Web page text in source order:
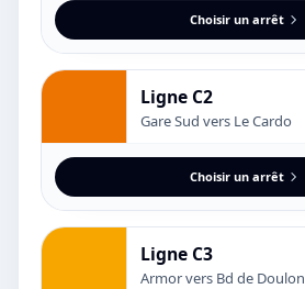
Choisir un arrêt
Ligne C2
Gare Sud vers Le Cardo
Choisir un arrêt
Ligne C3
Armor vers Bd de Doulon